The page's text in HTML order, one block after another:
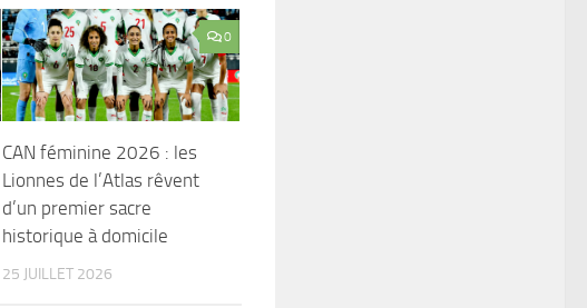
0
CAN féminine 2026 : les
Lionnes de l’Atlas rêvent
d’un premier sacre
historique à domicile
25 JUILLET 2026